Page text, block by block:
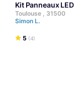
Kit Panneaux
Toulouse , 31500
Simon L.
5 (4)